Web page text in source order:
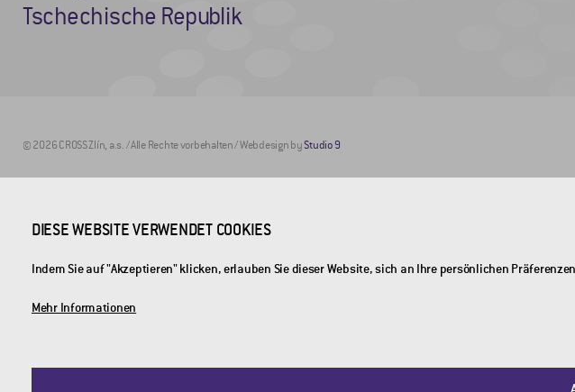
Tschechische Republik
© 2026 CROSS Zlín, a.s. / Alle Rechte vorbehalten / Webdesign byStudio 9
DIESE WEBSITE VERWENDET COOKIES
Indem Sie auf "Akzeptieren" klicken, erlauben Sie dieser Website, sich an Ihre persönlichen
Mehr Informationen